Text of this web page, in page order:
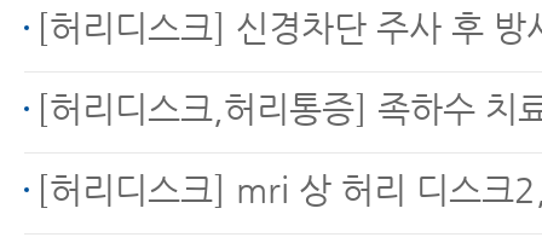
허리디스크 터지면 흡수
되는 이유
[허리디스크] 신경차단 주사 후 방
[허리디스크,허리통증] 족하수 치
[허리디스크] mri 상 허리 디스크2,3번 사이 파열 수액 흘러 왼쪽다리 무릎주변, 허벅